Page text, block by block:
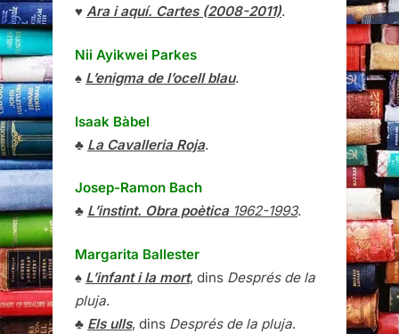
♥ Ara i aquí. Cartes (2008-2011).
Nii Ayikwei Parkes
♠ L’enigma de l’ocell blau.
Isaak Bàbel
♣ La Cavalleria Roja.
Josep-Ramon Bach
♣ L’instint. Obra poètica1962-1993.
Margarita Ballester
♠ L’infant i la mort, dins Després de la
pluja.
♣ Els ulls, dins Després de la pluja.